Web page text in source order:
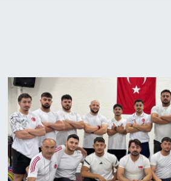
Binicilik
Bisiklet
Bocce Bowling Dart
Boks